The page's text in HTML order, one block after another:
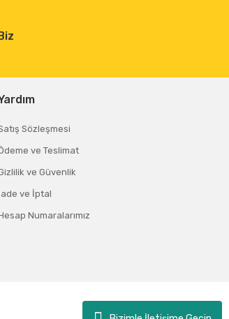
Sözleşmesi
ve Teslimat
ve Güvenlik
ve İptal
Numaralarımız